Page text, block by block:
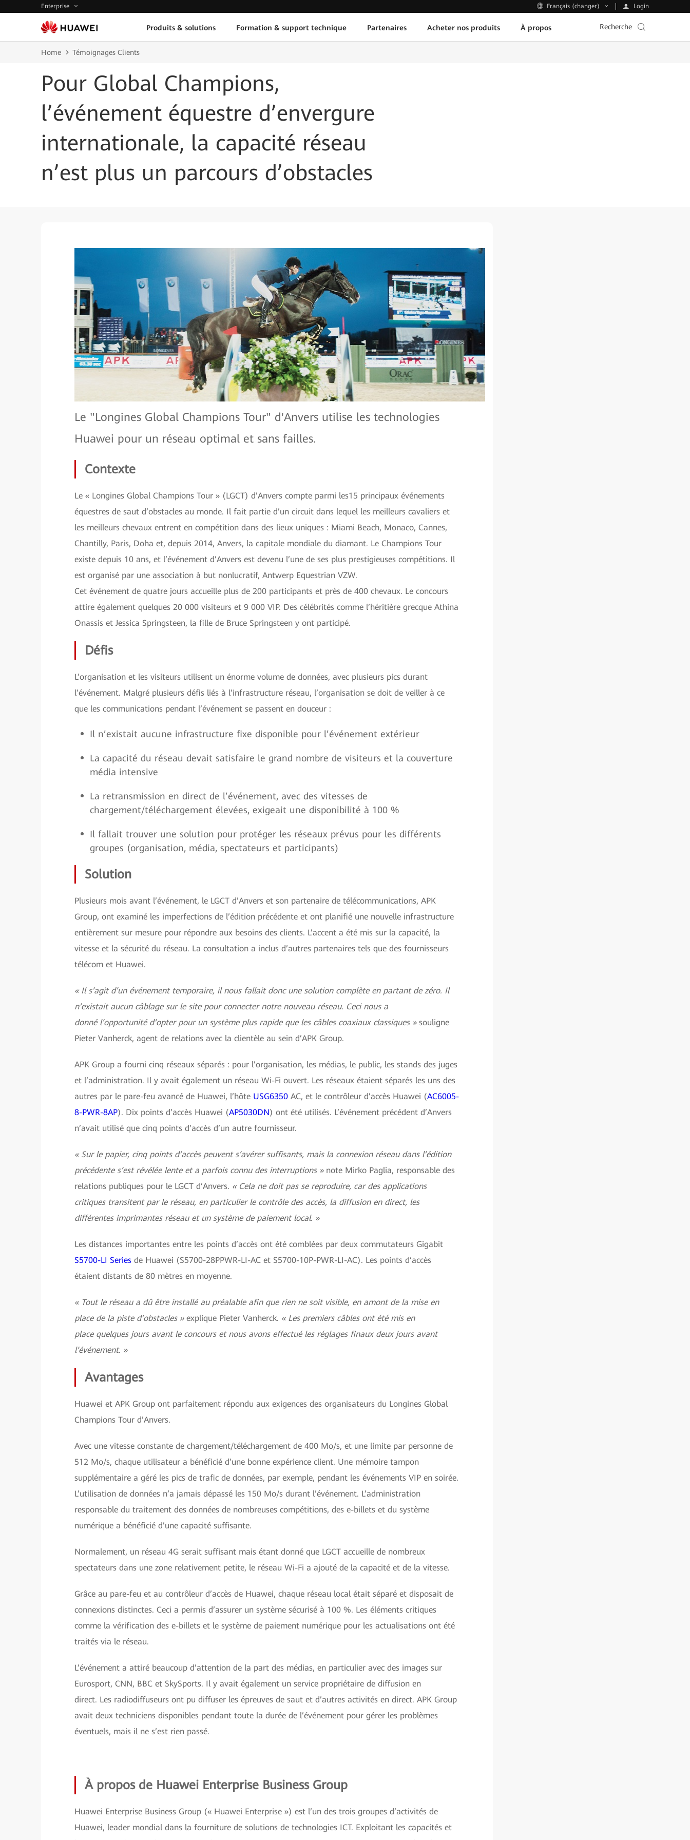
Enterprise Français (changer) Login
Produits & solutions Formation & support technique Partenaires Acheter nos produits À propos Recherche
Home Témoignages Clients
Pour Global Champions,
l’événement équestre d’envergure
internationale, la capacité réseau
n’est plus un parcours d’obstacles
Le "Longines Global Champions Tour" d'Anvers utilise les technologies
Huawei pour un réseau optimal et sans failles.
Contexte
Le « Longines Global Champions Tour » (LGCT) d’Anvers compte parmi les15 principaux événements
équestres de saut d’obstacles au monde. Il fait partie d’un circuit dans lequel les meilleurs cavaliers et
les meilleurs chevaux entrent en compétition dans des lieux uniques : Miami Beach, Monaco, Cannes,
Chantilly, Paris, Doha et, depuis 2014, Anvers, la capitale mondiale du diamant. Le Champions Tour
existe depuis 10 ans, et l’événement d’Anvers est devenu l’une de ses plus prestigieuses compétitions. Il
est organisé par une association à but nonlucratif, Antwerp Equestrian VZW.
Cet événement de quatre jours accueille plus de 200 participants et près de 400 chevaux. Le concours
attire également quelques 20 000 visiteurs et 9 000 VIP. Des célébrités comme l’héritière grecque Athina
Onassis et Jessica Springsteen, la fille de Bruce Springsteen y ont participé.
Défis
L’organisation et les visiteurs utilisent un énorme volume de données, avec plusieurs pics durant
l’événement. Malgré plusieurs défis liés à l’infrastructure réseau, l’organisation se doit de veiller à ce
que les communications pendant l’événement se passent en douceur :
Il n’existait aucune infrastructure fixe disponible pour l’événement extérieur
La capacité du réseau devait satisfaire le grand nombre de visiteurs et la couverture
média intensive
La retransmission en direct de l’événement, avec des vitesses de
chargement/téléchargement élevées, exigeait une disponibilité à 100 %
Il fallait trouver une solution pour protéger les réseaux prévus pour les différents
groupes (organisation, média, spectateurs et participants)
Solution
Plusieurs mois avant l’événement, le LGCT d’Anvers et son partenaire de télécommunications, APK
Group, ont examiné les imperfections de l’édition précédente et ont planifié une nouvelle infrastructure
entièrement sur mesure pour répondre aux besoins des clients. L’accent a été mis sur la capacité, la
vitesse et la sécurité du réseau. La consultation a inclus d’autres partenaires tels que des fournisseurs
télécom et Huawei.
« Il s’agit d’un événement temporaire, il nous fallait donc une solution complète en partant de zéro. Il
n’existait aucun câblage sur le site pour connecter notre nouveau réseau. Ceci nous a
donné l’opportunité d’opter pour un système plus rapide que les câbles coaxiaux classiques »souligne
Pieter Vanherck, agent de relations avec la clientèle au sein d’APK Group.
APK Group a fourni cinq réseaux séparés : pour l’organisation, les médias, le public, les stands des juges
et l’administration. Il y avait également un réseau Wi-Fi ouvert. Les réseaux étaient séparés les uns des
autres par le pare-feu avancé de Huawei, l’hôte USG6350 AC, et le contrôleur d’accès Huawei (AC6005-
8-PWR-8AP). Dix points d’accès Huawei (AP5030DN) ont été utilisés. L’événement précédent d’Anvers
n’avait utilisé que cinq points d’accès d’un autre fournisseur.
« Sur le papier, cinq points d’accès peuvent s’avérer suffisants, mais la connexion réseau dans l’édition
précédente s’est révélée lente et a parfois connu des interruptions »note Mirko Paglia, responsable des
relations publiques pour le LGCT d’Anvers. « Cela ne doit pas se reproduire, car des applications
critiques transitent par le réseau, en particulier le contrôle des accès, la diffusion en direct, les
différentes imprimantes réseau et un système de paiement local. »
Les distances importantes entre les points d’accès ont été comblées par deux commutateurs Gigabit
S5700-LI Series de Huawei (S5700-28PPWR-LI-AC et S5700-10P-PWR-LI-AC). Les points d’accès
étaient distants de 80 mètres en moyenne.
« Tout le réseau a dû être installé au préalable afin que rien ne soit visible, en amont de la mise en
place de la piste d’obstacles » explique Pieter Vanherck. « Les premiers câbles ont été mis en
place quelques jours avant le concours et nous avons effectué les réglages finaux deux jours avant
l’événement. »
Avantages
Huawei et APK Group ont parfaitement répondu aux exigences des organisateurs du Longines Global
Champions Tour d’Anvers.
Avec une vitesse constante de chargement/téléchargement de 400 Mo/s, et une limite par personne de
512 Mo/s, chaque utilisateur a bénéficié d’une bonne expérience client. Une mémoire tampon
supplémentaire a géré les pics de trafic de données, par exemple, pendant les événements VIP en soirée.
L’utilisation de données n’a jamais dépassé les 150 Mo/s durant l’événement. L’administration
responsable du traitement des données de nombreuses compétitions, des e-billets et du système
numérique a bénéficié d’une capacité suffisante.
Normalement, un réseau 4G serait suffisant mais étant donné que LGCT accueille de nombreux
spectateurs dans une zone relativement petite, le réseau Wi-Fi a ajouté de la capacité et de la vitesse.
Grâce au pare-feu et au contrôleur d’accès de Huawei, chaque réseau local était séparé et disposait de
connexions distinctes. Ceci a permis d’assurer un système sécurisé à 100 %. Les éléments critiques
comme la vérification des e-billets et le système de paiement numérique pour les actualisations ont été
traités via le réseau.
L’événement a attiré beaucoup d’attention de la part des médias, en particulier avec des images sur
Eurosport, CNN, BBC et SkySports. Il y avait également un service propriétaire de diffusion en
direct. Les radiodiffuseurs ont pu diffuser les épreuves de saut et d’autres activités en direct. APK Group
avait deux techniciens disponibles pendant toute la durée de l’événement pour gérer les problèmes
éventuels, mais il ne s’est rien passé.
À propos de Huawei Enterprise Business Group
Huawei Enterprise Business Group (« Huawei Enterprise ») est l’un des trois groupes d’activités de
Huawei, leader mondial dans la fourniture de solutions de technologies ICT. Exploitant les capacités et